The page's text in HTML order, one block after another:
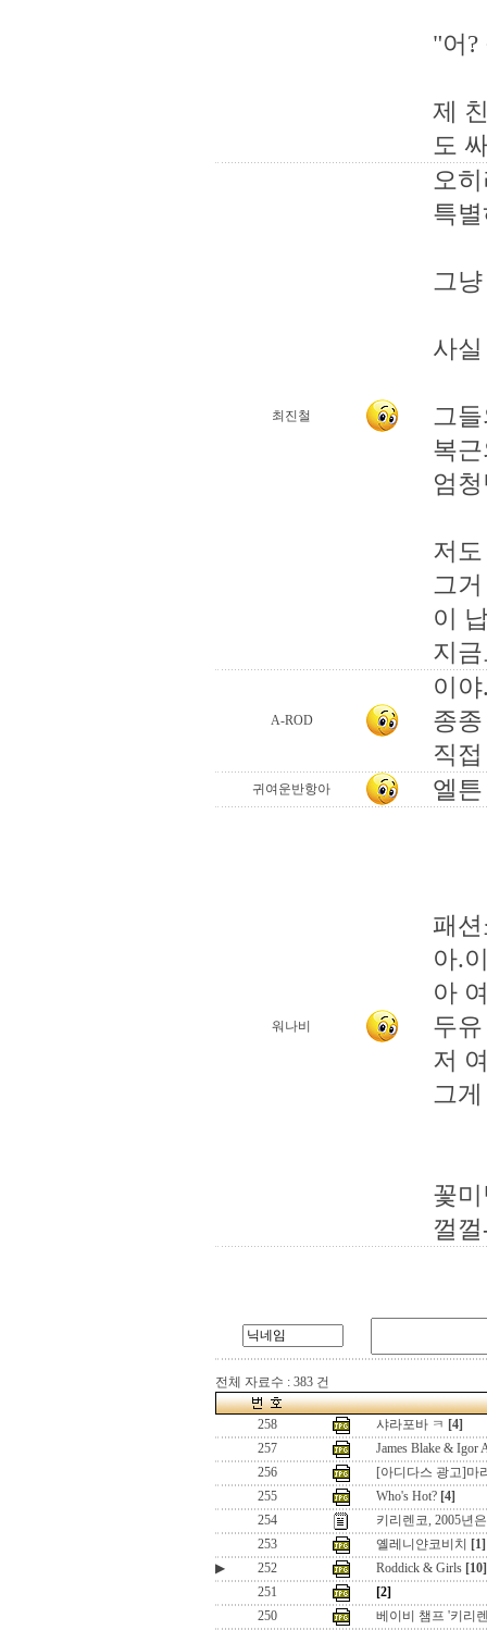
"어?
제
도
최진철
오
특
그
사
그
복
엄
저
그
이
지
A-ROD
이
종
직
귀여운반항아 엘
워나비
패
아.
아
두
저
그
꽃
껄
전체 자료수 : 383 건
258 샤라포바 ㅋ [4]
257
James Blake & Igor
256
[아디다스 광고]마
255
Who's Hot? [4]
254
키리렌코, 2005년
253
옐레니얀코비치
[1]
▶
252 Roddick & Girls [10]
251
[2]
250
베이비 챔프 '키리